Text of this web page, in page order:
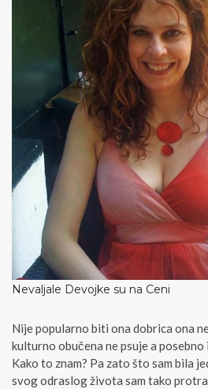
Nevaljale Devojke su na Ceni
Nije popularno biti ona dobrica ona
kulturno obučena ne psuje a posebno
Kako to znam? Pa zato što sam bila
svog odraslog života sam tako